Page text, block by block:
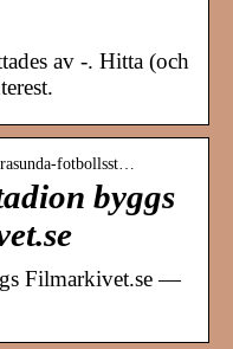
av -. Hitta (och
fotbollsst…
byggs
Filmarkivet.se —